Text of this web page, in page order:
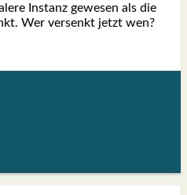
Instanz gewe­sen als die
Wer ver­senkt jetzt wen?